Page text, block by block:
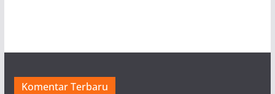
Komentar Terbaru